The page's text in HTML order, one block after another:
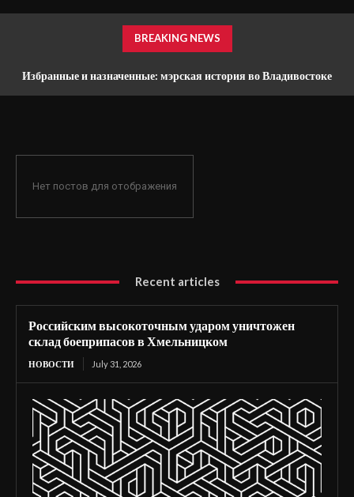
BREAKING NEWS
Избранные и назначенные: мэрская история во Владивостоке
Нет постов для отображения
Recent articles
Российским высокоточным ударом уничтожен
склад боеприпасов в Хмельницком
НОВОСТИ July 31, 2026